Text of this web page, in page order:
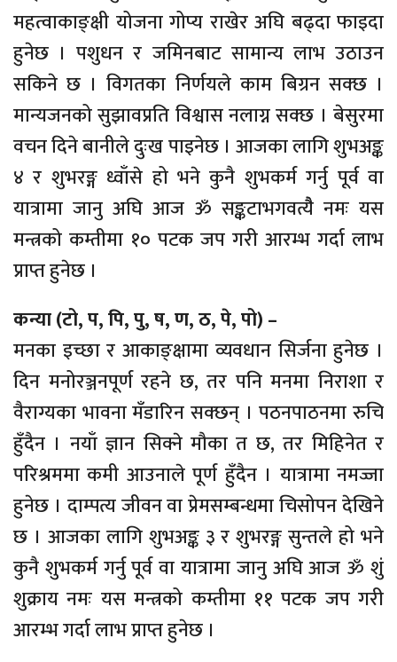
महत्वाकाङ्क्षी योजना गोप्य राखेर अघि बढ्दा फाइदा
हुनेछ । पशुधन र जमिनबाट सामान्य लाभ उठाउन
सकिने छ । विगतका निर्णयले काम बिग्रन सक्छ ।
मान्यजनको सुझावप्रति विश्वास नलाग्न सक्छ । बेसुरमा
वचन दिने बानीले दुःख पाइनेछ । आजका लागि शुभअङ्क
४ र शुभरङ्ग ध्वाँसे हो भने कुनै शुभकर्म गर्नु पूर्व वा
यात्रामा जानु अघि आज ॐ सङ्कटाभगवत्यैै नमः यस
मन्त्रको कम्तीमा १० पटक जप गरी आरम्भ गर्दा लाभ
प्राप्त हुनेछ ।
कन्या (टो, प, पि, पु, ष, ण, ठ, पे, पो) –
मनका इच्छा र आकाङ्क्षामा व्यवधान सिर्जना हुनेछ ।
दिन मनोरञ्जनपूर्ण रहने छ, तर पनि मनमा निराशा र
वैराग्यका भावना मँडारिन सक्छन् । पठनपाठनमा रुचि
हुँदैन । नयाँ ज्ञान सिक्ने मौका त छ, तर मिहिनेत र
परिश्रममा कमी आउनाले पूर्ण हुँदैन । यात्रामा नमज्जा
हुनेछ । दाम्पत्य जीवन वा प्रेमसम्बन्धमा चिसोपन देखिने
छ । आजका लागि शुभअङ्क ३ र शुभरङ्ग सुन्तले हो भने
कुनै शुभकर्म गर्नु पूर्व वा यात्रामा जानु अघि आज ॐ शुं
शुक्राय नमः यस मन्त्रको कम्तीमा ११ पटक जप गरी
आरम्भ गर्दा लाभ प्राप्त हुनेछ ।